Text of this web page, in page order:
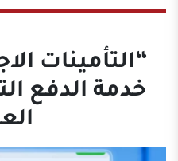
“التأمينات
خدمة الدفع